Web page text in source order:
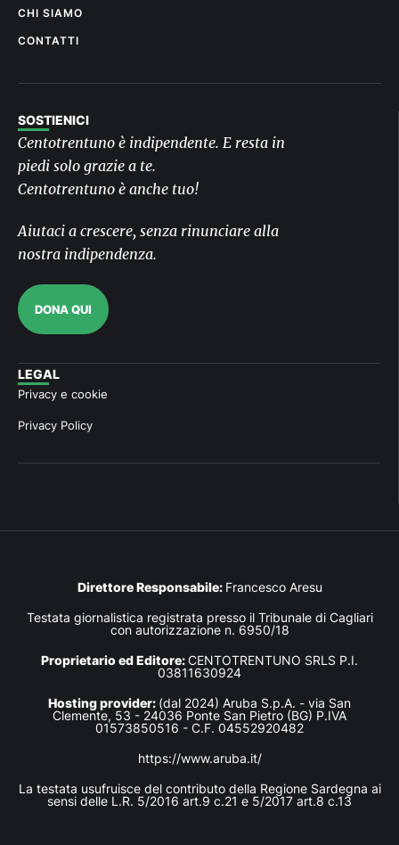
CHI SIAMO
CONTATTI
SOSTIENICI
Centotrentuno è indipendente. E resta in
piedi solo grazie a te.
Centotrentuno è anche tuo!
Aiutaci a crescere, senza rinunciare alla
nostra indipendenza.
DONA QUI
LEGAL
Privacy e cookie
Privacy Policy
Direttore Responsabile: Francesco Aresu
Testata giornalistica registrata presso il Tribunale di Cagliari
con autorizzazione n. 6950/18
Proprietario ed Editore:CENTOTRENTUNO SRLS P.I.
03811630924
Hosting provider: (dal 2024) Aruba S.p.A. - via San
Clemente, 53 - 24036 Ponte San Pietro (BG) P.IVA
01573850516 - C.F. 04552920482
https://www.aruba.it/
La testata usufruisce del contributo della Regione Sardegna ai
sensi delle L.R. 5/2016 art.9 c.21 e 5/2017 art.8 c.13